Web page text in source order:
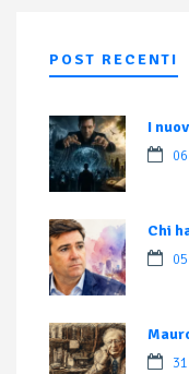
POST RECENTI
I
Chi